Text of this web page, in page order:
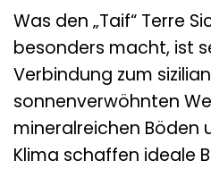
Was den „Taif“ Terre
besonders macht, ist
Verbindung zum
sonnenverwöhnten
mineralreichen Böden
Klima schaffen ideale